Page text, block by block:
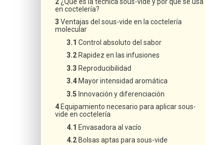
en coctelería?
Ventajas del sous-vide en la coctelería
molecular
Control absoluto del sabor
Rapidez en las infusiones
Reproducibilidad
Mayor intensidad aromática
Innovación y diferenciación
Equipamiento necesario para aplicar sous-
vide en coctelería
Envasadora al vacío
Bolsas aptas para sous-vide